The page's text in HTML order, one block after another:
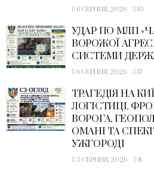
6 СЕРПНЯ, 2026 10
УДАР ПО МЛП
ВОРОЖОЇ
СИСТЕМИ
6 СЕРПНЯ, 2026 17
ТРАГЕДІЯ НА
ЛОГІСТИЦІ,
ВОРОГА,
ОМАНІ ТА
УЖГОРОДІ
5 СЕРПНЯ, 2026 8